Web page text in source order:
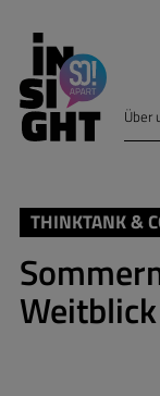
Über
THINKTANK &
Weitblick